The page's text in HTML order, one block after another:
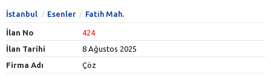
İstanbul Esenler Fatih Mah.
İlan No
424
İlan Tarihi
8 Ağustos 2025
Firma Adı
Çöz